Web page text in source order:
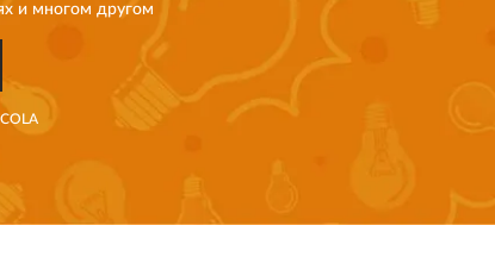
и многом другом